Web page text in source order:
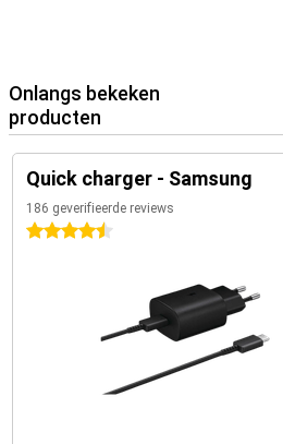
Onlangs bekeken
producten
Quick charger - Samsung
186 geverifieerde reviews
4.5 sterren